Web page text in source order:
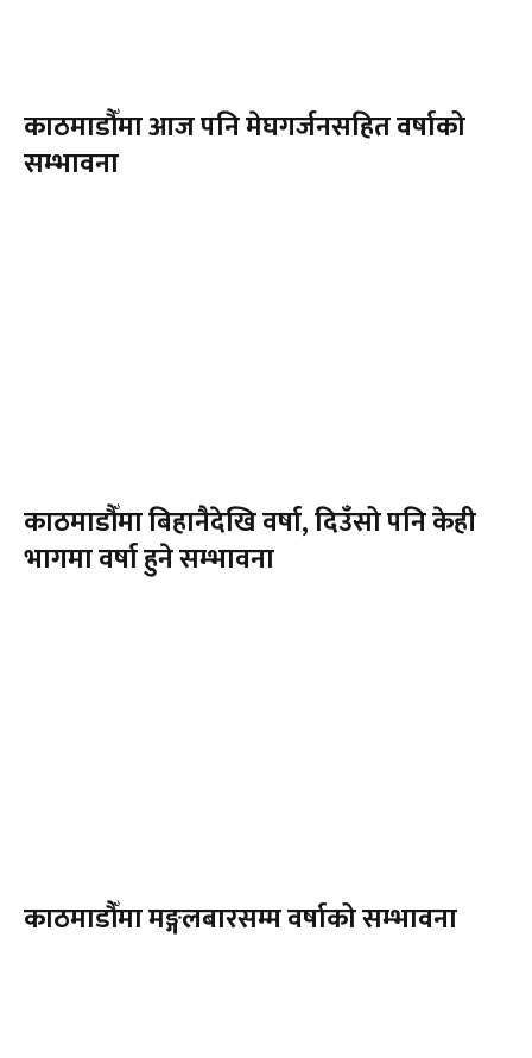
काठमाडौँमा आज पनि मेघगर्जनसहित वर्षाको
सम्भावना
काठमाडौँमा बिहानैदेखि वर्षा, दिउँसो पनि केही
भागमा वर्षा हुने सम्भावना
काठमाडौँमा मङ्गलबारसम्म वर्षाको सम्भावना